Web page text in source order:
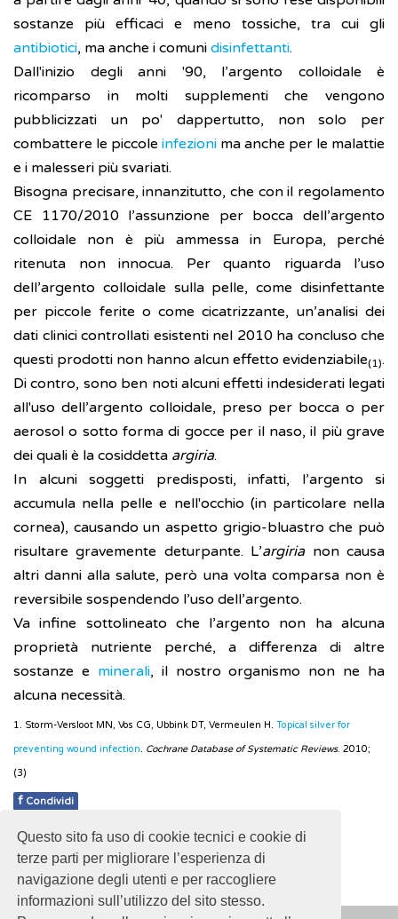
Questo sito fa uso di cookie tecnici e cookie di
terze parti per migliorare l’esperienza di
navigazione degli utenti e per raccogliere
informazioni sull’utilizzo del sito stesso.
sostanze più efficaci e meno tossiche, tra cui gli
antibiotici, ma anche i comuni disinfettanti.
Dall'inizio degli anni '90, l’argento colloidale è
ricomparso in molti supplementi che vengono
pubblicizzati un po' dappertutto, non solo per
combattere le piccole infezioni ma anche per le malattie
e i malesseri più svariati.
Bisogna precisare, innanzitutto, che con il regolamento
CE 1170/2010 l’assunzione per bocca dell’argento
colloidale non è più ammessa in Europa, perché
ritenuta non innocua. Per quanto riguarda l’uso
dell’argento colloidale sulla pelle, come disinfettante
per piccole ferite o come cicatrizzante, un’analisi dei
dati clinici controllati esistenti nel 2010 ha concluso che
questi prodotti non hanno alcun effetto evidenziabile(1).
Di contro, sono ben noti alcuni effetti indesiderati legati
all'uso dell’argento colloidale, preso per bocca o per
aerosol o sotto forma di gocce per il naso, il più grave
dei quali è la cosiddetta argiria.
In alcuni soggetti predisposti, infatti, l’argento si
accumula nella pelle e nell'occhio (in particolare nella
cornea), causando un aspetto grigio-bluastro che può
risultare gravemente deturpante. L’argirianon causa
altri danni alla salute, però una volta comparsa non è
reversibile sospendendo l’uso dell’argento.
Va infine sottolineato che l’argento non ha alcuna
proprietà nutriente perché, a differenza di altre
sostanze e minerali, il nostro organismo non ne ha
alcuna necessità.
1. Storm-Versloot MN, Vos CG, Ubbink DT, Vermeulen H. Topical silver for
preventing wound infection. Cochrane Database of Systematic Reviews. 2010;
(3)
f Condividi
Pubblicato: 02 Marzo 2018